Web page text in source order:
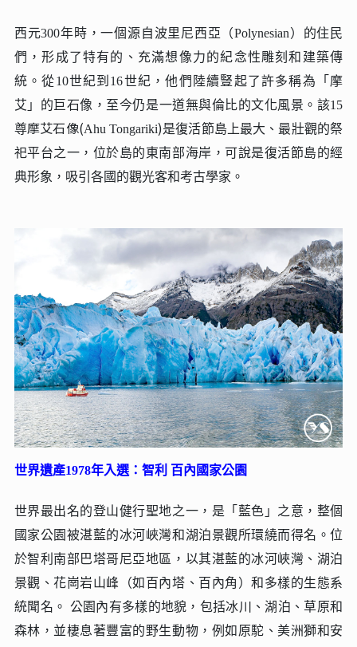
西元300年時，一個源自波里尼西亞（Polynesian）的住民
們，形成了特有的、充滿想像力的紀念性雕刻和建築傳
統。從10世紀到16世紀，他們陸續豎起了許多稱為「 摩
艾 」的巨石像，至今仍是一道無與倫比的文化風景。該15
尊摩艾石像(Ahu Tongariki)是復活節島上最大、最壯觀的祭
祀平台之一，位於島的東南部海岸，可說是復活節島的經
典形象，吸引各國的觀光客和考古學家。
世界遺產1978年入選：智利 百內國家公園
世界最出名的登山健行聖地之一，是「藍色」之意，整個
國家公園被湛藍的冰河峽灣和湖泊景觀所環繞而得名。位
於智利南部巴塔哥尼亞地區，以其湛藍的冰河峽灣、湖泊
景觀、花崗岩山峰（如百內塔、百內角）和多樣的生態系
統聞名。 公園內有多樣的地貌，包括冰川、湖泊、草原和
森林，並棲息著豐富的野生動物，例如原駝、美洲獅和安